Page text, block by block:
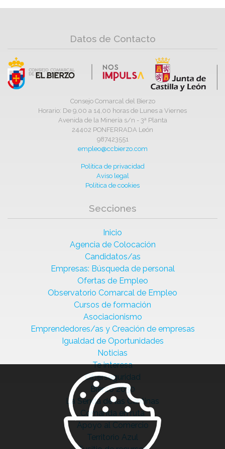
Datos de Contacto
Consejo Comarcal del Bierzo
Horario: De 9,00 a 14,00 horas de Lunes a Viernes
Avenida de la Minería s/n - 3ª Planta
24402 PONFERRADA León
987423551
empleo@ccbierzo.com
Política de privacidad
Aviso legal
Política de cookies
Secciones
Inicio
Agencia de Colocación
Candidatos/as
Empresas: Búsqueda de personal
Ofertas de Empleo
Observatorio Comarcal de Empleo
Cursos de formación
Asociacionismo
Emprendedores/as y Creación de empresas
Igualdad de Oportunidades
Noticias
Te interesa
Ciberseguridad
Bierzo 2030
La Senda de las Cantinas
Comanda en ruta
Apoyo al Comercio
Territorio Azul